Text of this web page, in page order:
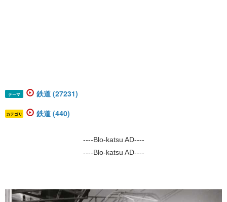
テーマ 鉄道 (27231)
カテゴリ 鉄道 (440)
----Blo-katsu AD----
----Blo-katsu AD----